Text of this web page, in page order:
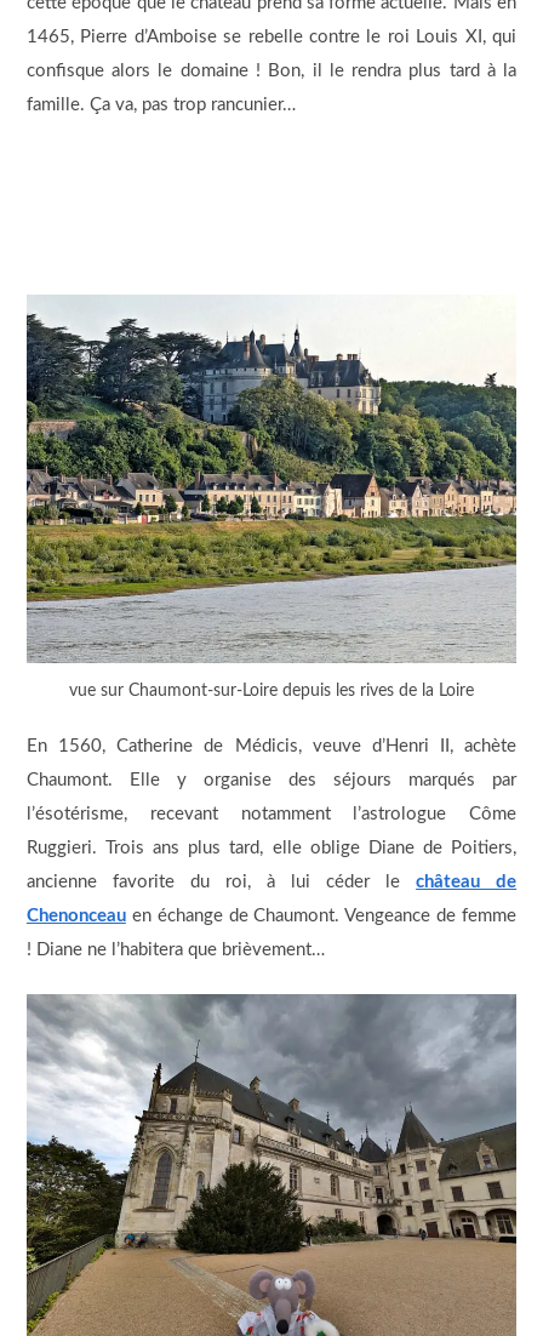
1465, Pierre d’Amboise se rebelle contre le roi Louis XI, qui
confisque alors le domaine ! Bon, il le rendra plus tard à la
famille. Ça va, pas trop rancunier…
vue sur Chaumont-sur-Loire depuis les rives de la Loire
En 1560, Catherine de Médicis, veuve d’Henri II, achète
Chaumont. Elle y organise des séjours marqués par
l’ésotérisme, recevant notamment l’astrologue Côme
Ruggieri. Trois ans plus tard, elle oblige Diane de Poitiers,
ancienne favorite du roi, à lui céder lechâteau de
Chenonceauen échange de Chaumont. Vengeance de femme
! Diane ne l’habitera que brièvement…